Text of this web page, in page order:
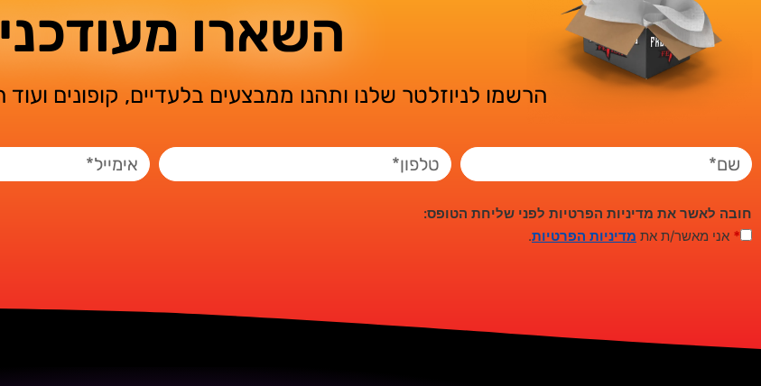
השארו
הרשמו לניוזלטר שלנו ותהנו ממבצעים בלעדיים, קופונים
חובה לאשר את מדיניות הפרטיות לפני שליחת הטופס:
* אני מאשר/ת את מדיניות הפרטיות.